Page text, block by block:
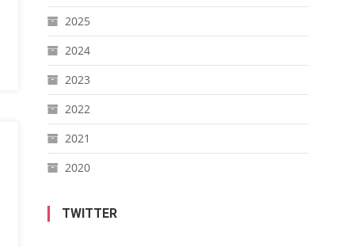
2025
2024
2023
2022
2021
2020
TWITTER